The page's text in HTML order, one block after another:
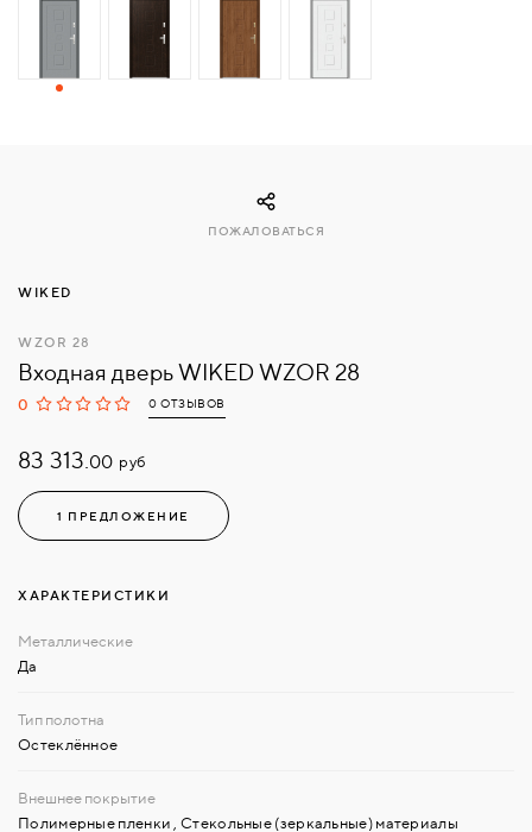
WIKED
WZOR 28
Входная дверь WIKED WZOR 28
0 0 ОТЗЫВОВ
83 313.00 руб
1 ПРЕДЛОЖЕНИЕ
ПОЖАЛОВАТЬСЯ
ХАРАКТЕРИСТИКИ
Да
Остеклённое
Полимерные пленки Стекольные (зеркальные) материалы